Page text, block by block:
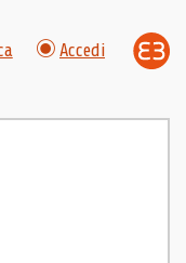
Accedi